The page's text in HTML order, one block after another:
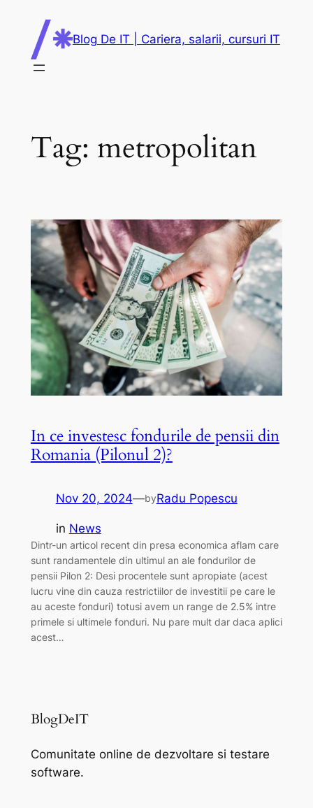
content
Blog De IT | Cariera, salarii, cursuri IT
Tag: metropolitan
In ce investesc fondurile de pensii din
Romania (Pilonul 2)?
Nov 20, 2024—byRadu Popescu
in News
Dintr-un articol recent din presa economica aflam care
sunt randamentele din ultimul an ale fondurilor de
pensii Pilon 2: Desi procentele sunt apropiate (acest
lucru vine din cauza restrictiilor de investitii pe care le
au aceste fonduri) totusi avem un range de 2.5% intre
primele si ultimele fonduri. Nu pare mult dar daca aplici
acest…
BlogDeIT
Comunitate online de dezvoltare si testare
software.